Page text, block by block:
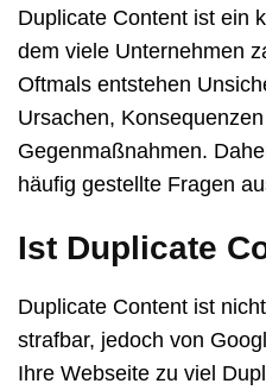
Duplicate Content ist ein
dem viele Unternehmen
Oftmals entstehen
Ursachen,
Gegenmaßnahmen.
häufig gestellte Fragen
Ist Duplicate
Duplicate Content ist
strafbar, jedoch von
Ihre Webseite zu viel